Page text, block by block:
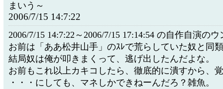
まいう～
2006/7/15 14:7:22
2006/7/15 14:7:22～2006/7/15 17:14:54 の自作自演のウ
お前は「ああ松井山手」のｽﾚで荒らしていた奴と同
結局奴は俺が叩きまくって、逃げ出したんだよな。
お前もこれ以上カキコしたら、徹底的に潰すから、
・・・にしても、マネしかできねーんだろ？雑魚。